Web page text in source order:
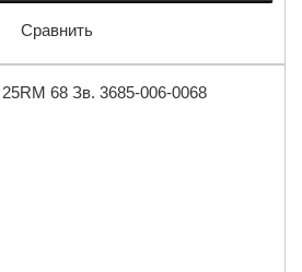
Сравнить